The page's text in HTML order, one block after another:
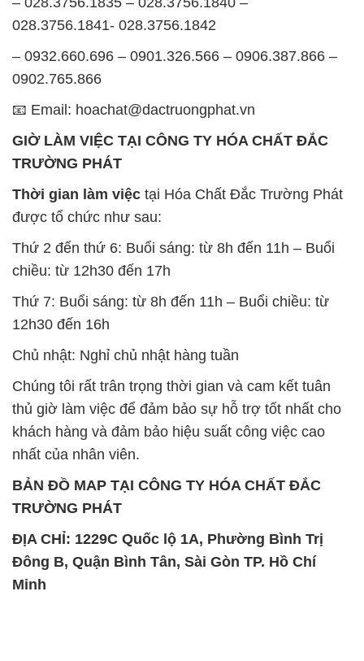
📧 Email: hoachat@dactruongphat.vn
TRƯỜNG PHÁT
được tổ chức như sau:
Thứ 2 đến thứ 6: Buổi sáng: từ 8h đến 11h – Buổi
chiều: từ 12h30 đến 17h
Thứ 7: Buổi sáng: từ 8h đến 11h – Buổi chiều: từ
12h30 đến 16h
Chủ nhật: Nghỉ chủ nhật hàng tuần
thủ giờ làm việc để đảm bảo sự hỗ trợ tốt nhất cho
khách hàng và đảm bảo hiệu suất công việc cao
nhất của nhân viên.
BẢN ĐỒ MAP TẠI CÔNG TY HÓA CHẤT ĐẮC
TRƯỜNG PHÁT
ĐỊA CHỈ: 1229C Quốc lộ 1A, Phường Bình Trị
Đông B, Quận Bình Tân, Sài Gòn TP. Hồ Chí
Minh